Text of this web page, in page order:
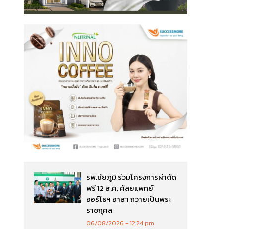
รพ.ชัยภูมิ ร่วมโครงการผ่าตัด
ฟรี 12 ส.ค. ศัลยแพทย์
ออร์โธฯ อาสา ถวายเป็นพระ
ราชกุศล
06/08/2026 12:24 pm